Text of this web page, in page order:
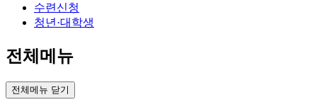
수련신청
청년·대학생
전체메뉴
전체메뉴 닫기